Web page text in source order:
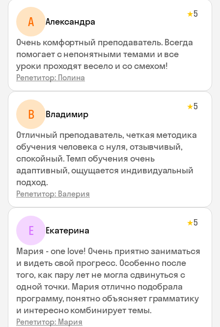
A Aлександра
★5
Очень комфортный преподаватель. Всегда
помогает с непонятными темами и все
уроки проходят весело и со смехом!
Репетитор: Полина
В Владимир
★5
Отличный преподаватель, четкая методика
обучения человека с нуля, отзывчивый,
спокойный. Темп обучения очень
адаптивный, ощущается индивидуальный
подход.
Репетитор: Валерия
Е Екатерина
★5
Мария - one love! Очень приятно заниматься
и видеть свой прогресс. Особенно после
того, как пару лет не могла сдвинуться с
одной точки. Мария отлично подобрала
программу, понятно объясняет грамматику
и интересно комбинирует темы.
Репетитор: Мария